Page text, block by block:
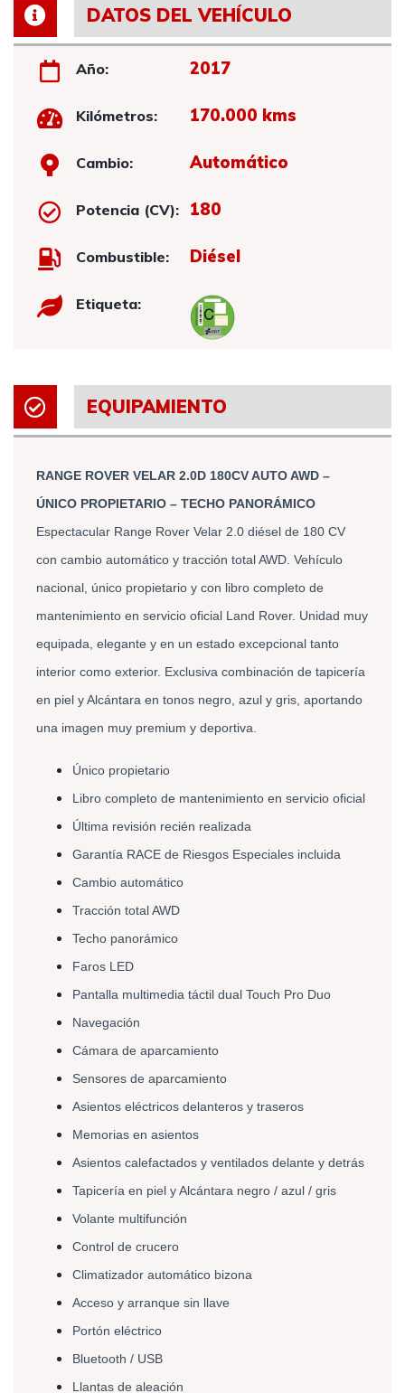
DATOS DEL VEHÍCULO
Año: 2017
Kilómetros: 170.000 kms
Cambio: Automático
Potencia (CV): 180
Combustible: Diésel
Etiqueta:
EQUIPAMIENTO
RANGE ROVER VELAR 2.0D 180CV AUTO AWD –
ÚNICO PROPIETARIO – TECHO PANORÁMICO
Espectacular Range Rover Velar 2.0 diésel de 180 CV
con cambio automático y tracción total AWD. Vehículo
nacional, único propietario y con libro completo de
mantenimiento en servicio oficial Land Rover. Unidad muy
equipada, elegante y en un estado excepcional tanto
interior como exterior. Exclusiva combinación de tapicería
en piel y Alcántara en tonos negro, azul y gris, aportando
una imagen muy premium y deportiva.
Único propietario
Libro completo de mantenimiento en servicio oficial
Última revisión recién realizada
Garantía RACE de Riesgos Especiales incluida
Cambio automático
Tracción total AWD
Techo panorámico
Faros LED
Pantalla multimedia táctil dual Touch Pro Duo
Navegación
Cámara de aparcamiento
Sensores de aparcamiento
Asientos eléctricos delanteros y traseros
Memorias en asientos
Asientos calefactados y ventilados delante y detrás
Tapicería en piel y Alcántara negro / azul / gris
Volante multifunción
Control de crucero
Climatizador automático bizona
Acceso y arranque sin llave
Portón eléctrico
Bluetooth / USB
Llantas de aleación